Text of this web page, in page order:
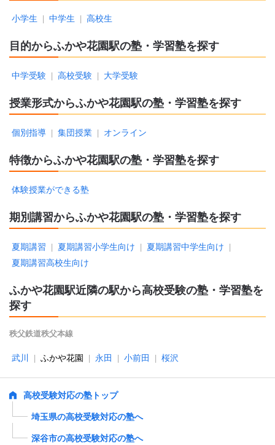
小学生 | 中学生 | 高校生
目的からふかや花園駅の塾・学習塾を探す
中学受験 | 高校受験 | 大学受験
授業形式からふかや花園駅の塾・学習塾を探す
個別指導 | 集団授業 | オンライン
特徴からふかや花園駅の塾・学習塾を探す
体験授業ができる塾
期別講習からふかや花園駅の塾・学習塾を探す
夏期講習 | 夏期講習小学生向け | 夏期講習中学生向け |
夏期講習高校生向け
ふかや花園駅近隣の駅から高校受験の塾・学習塾を
探す
秩父鉄道秩父本線
武川 | ふかや花園 | 永田 | 小前田 | 桜沢
高校受験対応の塾トップ
埼玉県の高校受験対応の塾へ
深谷市の高校受験対応の塾へ